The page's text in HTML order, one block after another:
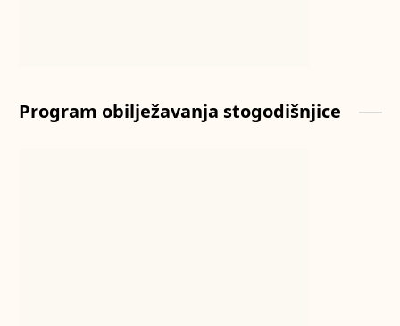
Program obilježavanja stogodišnjice